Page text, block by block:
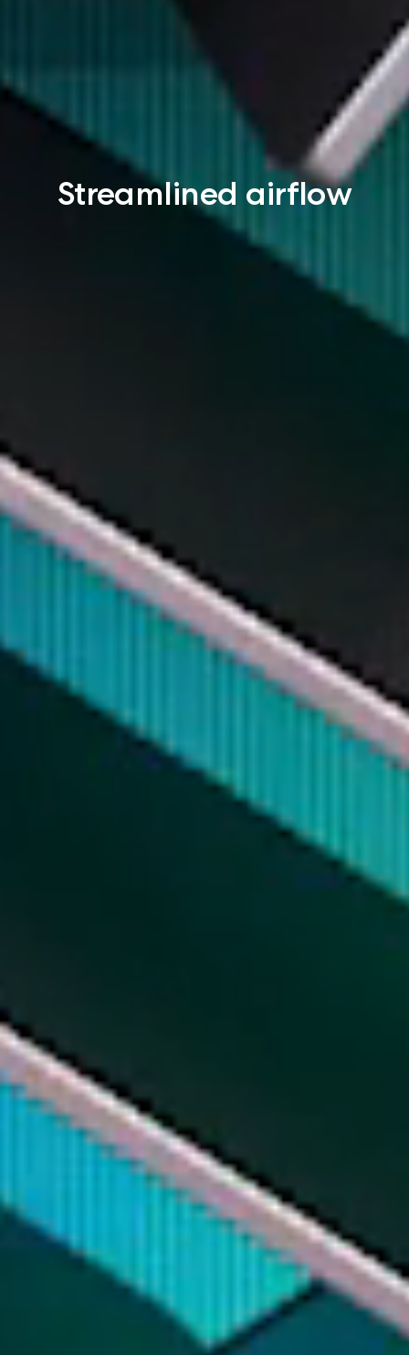
Streamlined airflow